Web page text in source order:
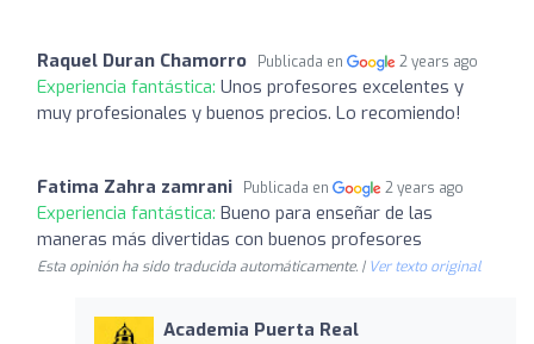
Raquel Duran Chamorro Publicada en 2 years ago
Experiencia fantástica: Unos profesores excelentes y
muy profesionales y buenos precios. Lo recomiendo!
Fatima Zahra zamrani Publicada en 2 years ago
Experiencia fantástica: Bueno para enseñar de las
maneras más divertidas con buenos profesores
Esta opinión ha sido traducida automáticamente. | Ver texto original
Academia Puerta Real